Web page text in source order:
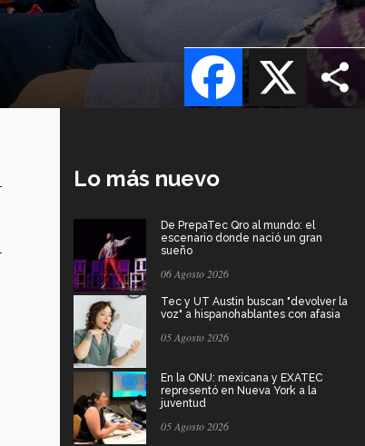
X
Facebook
Lo más nuevo
De PrepaTec Qro al mundo: el
escenario donde nació un gran
sueño
06 Agosto 2026
Tec y UT Austin buscan "devolver la
voz" a hispanohablantes con afasia
05 Agosto 2026
En la ONU: mexicana y EXATEC
representó en Nueva York a la
juventud
05 Agosto 2026